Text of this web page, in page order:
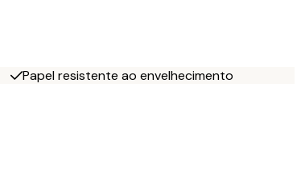
Papel resistente ao envelhecimento